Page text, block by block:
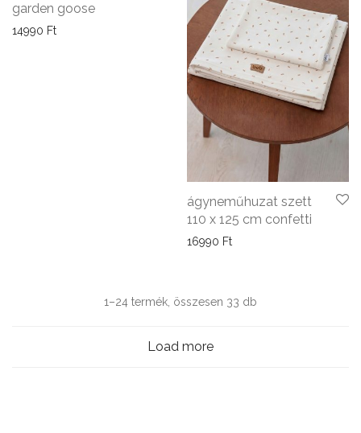
garden goose
14990 Ft
ágyneműhuzat szett
110 x 125 cm confetti
16990 Ft
1–24 termék, összesen 33 db
Load more